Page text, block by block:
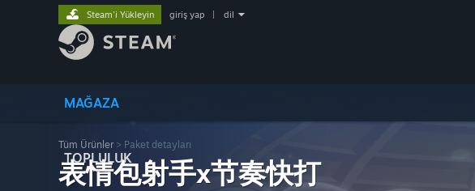
MAĞAZA
TOPLULUK
Steam'i Yükleyin giriş yap dil
Tüm Ürünler > Paket detayları
表情包射手x节奏快打